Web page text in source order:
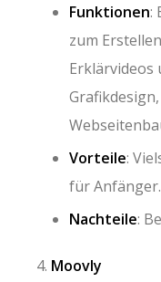
Funktionen:
zum
Erklärvideos
Vorteile:
für Anfänger.
Nachteile:
Moovly